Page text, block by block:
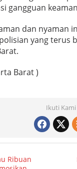
gangguan
dan nyaman
yang
Barat )
Ikuti Kami
Ribuan